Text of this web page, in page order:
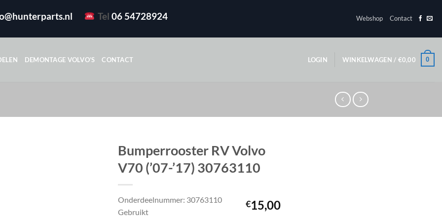
Tel 06 54728924 Webshop Contact
DEMONTAGE VOLVO’S CONTACT LOGIN WINKELWAGEN / €0,00 0
Bumperrooster RV Volvo
V70 (’07-’17) 30763110
€15,00
Onderdeelnummer: 30763110
Gebruikt